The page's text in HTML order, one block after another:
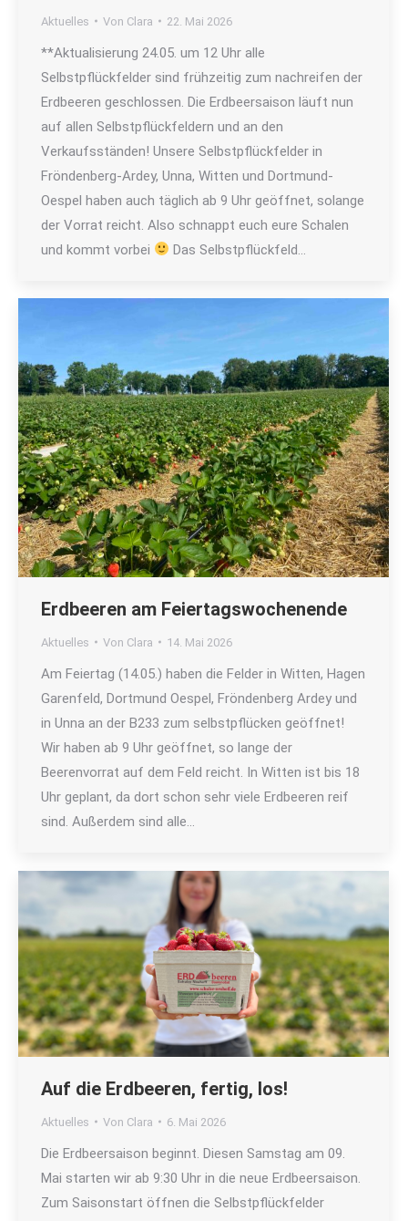
Aktuelles Von Clara 22. Mai 2026
**Aktualisierung 24.05. um 12 Uhr alle
Selbstpflückfelder sind frühzeitig zum nachreifen der
Erdbeeren geschlossen. Die Erdbeersaison läuft nun
auf allen Selbstpflückfeldern und an den
Verkaufsständen! Unsere Selbstpflückfelder in
Fröndenberg-Ardey, Unna, Witten und Dortmund-
Oespel haben auch täglich ab 9 Uhr geöffnet, solange
der Vorrat reicht. Also schnappt euch eure Schalen
und kommt vorbei
Das Selbstpflückfeld…
Erdbeeren am Feiertagswochenende
Aktuelles Von Clara 14. Mai 2026
Am Feiertag (14.05.) haben die Felder in Witten, Hagen
Garenfeld, Dortmund Oespel, Fröndenberg Ardey und
in Unna an der B233 zum selbstpflücken geöffnet!
Wir haben ab 9 Uhr geöffnet, so lange der
Beerenvorrat auf dem Feld reicht. In Witten ist bis 18
Uhr geplant, da dort schon sehr viele Erdbeeren reif
sind. Außerdem sind alle…
Auf die Erdbeeren, fertig, los!
Aktuelles Von Clara 6. Mai 2026
Die Erdbeersaison beginnt. Diesen Samstag am 09.
Mai starten wir ab 9:30 Uhr in die neue Erdbeersaison.
Zum Saisonstart öffnen die Selbstpflückfelder